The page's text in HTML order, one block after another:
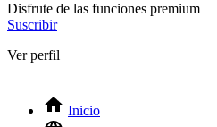
Disfrute de las funciones premium
Suscribir
Ver perfil
Inicio